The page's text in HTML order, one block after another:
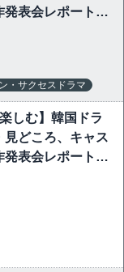
発表会レポートな
・サクセスドラマ
しむ】韓国ドラ
見どころ、キャス
発表会レポートな